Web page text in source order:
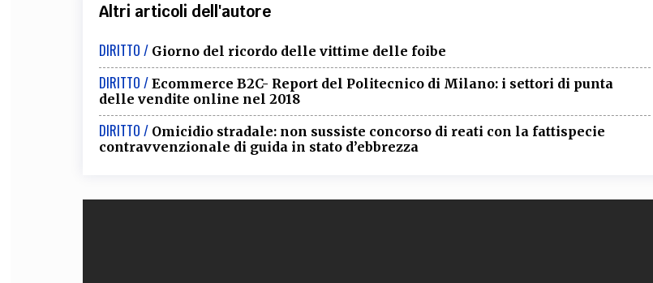
STORIA E FILOSOFIA
Scienze storiche,
umanistiche, Religione
TEAM
FILODIRITTO REDAZIONE COMITATO SCIENTIFICO
EXTRA
Altri articoli dell'autore
DIRITTO / Giorno del ricordo delle vittime delle foibe
DIRITTO / Ecommerce B2C- Report del Politecnico di Milano: i settori di punta
delle vendite online nel 2018
DIRITTO / Omicidio stradale: non sussiste concorso di reati con la fattispecie
contravvenzionale di guida in stato d’ebbrezza